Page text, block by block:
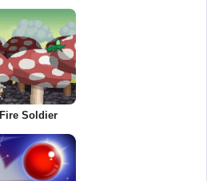
Fire Soldier